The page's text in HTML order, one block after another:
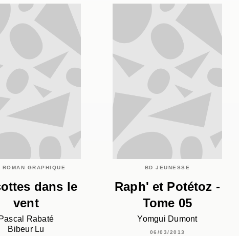
ROMAN GRAPHIQUE
dans le
vent
Pascal Rabaté
Bibeur Lu
BD JEUNESSE
Raph' et Potétoz -
Tome 05
Yomgui Dumont
06/03/2013